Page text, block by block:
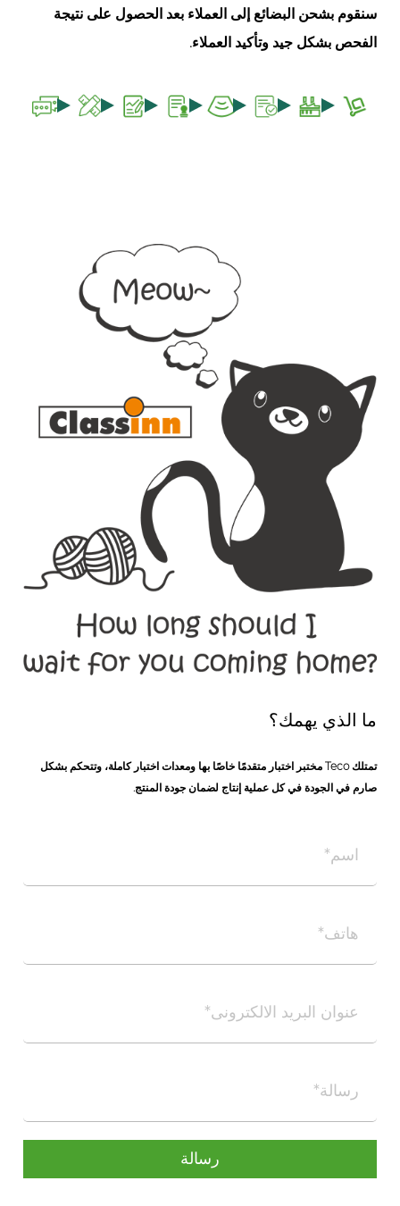
سنقوم بشحن البضائع إلى العملاء بعد الحصول على نتيجة
الفحص بشكل جيد وتأكيد العملاء.
ما الذي يهمك؟
تمتلك Teco مختبر اختبار متقدمًا خاصًا بها ومعدات اختبار كاملة، وتتحكم بشكل
صارم في الجودة في كل عملية إنتاج لضمان جودة المنتج.